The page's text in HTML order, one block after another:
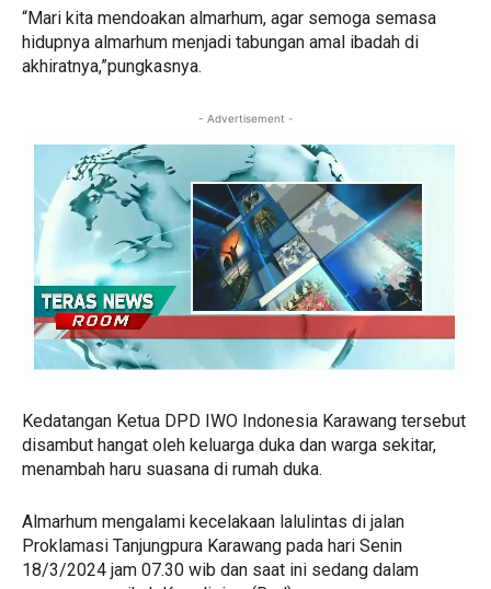
“Mari kita mendoakan almarhum, agar semoga semasa
hidupnya almarhum menjadi tabungan amal ibadah di
akhiratnya,”pungkasnya.
- Advertisement -
Kedatangan Ketua DPD IWO Indonesia Karawang tersebut
disambut hangat oleh keluarga duka dan warga sekitar,
menambah haru suasana di rumah duka.
Almarhum mengalami kecelakaan lalulintas di jalan
Proklamasi Tanjungpura Karawang pada hari Senin
18/3/2024 jam 07.30 wib dan saat ini sedang dalam